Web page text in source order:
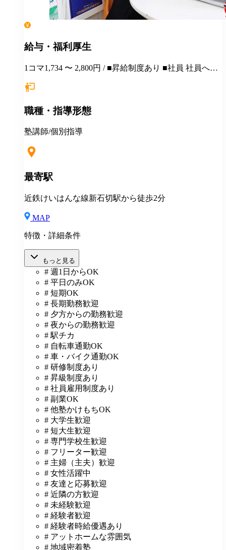
給与・福利厚生
1コマ1,734 〜 2,800円 / ■昇給制度あり ■社員 社員への
り、活躍している人が多数います♪ ■受動喫煙対策 敷
入要件満たした方)
職種・指導形態
塾講師/個別指導
最寄駅
近鉄けいはんな線新石切駅から徒歩2分
MAP
特徴・詳細条件
もっと見る
# 週1日からOK
# 平日のみOK
# 短期OK
# 長期勤務歓迎
# 夕方からの勤務歓迎
# 夜からの勤務歓迎
# 駅チカ
# 自転車通勤OK
# 車・バイク通勤OK
# 研修制度あり
# 昇級制度あり
# 社員雇用制度あり
# 副業OK
# 他塾かけもちOK
# 大学生歓迎
# 短大生歓迎
# 専門学校生歓迎
# フリーター歓迎
# 主婦（主夫）歓迎
# 女性活躍中
# 友達と応募歓迎
# 近隣の方歓迎
# 未経験歓迎
# 経験者歓迎
# 経験者時給優遇あり
# アットホームな雰囲気
# 地域密着塾